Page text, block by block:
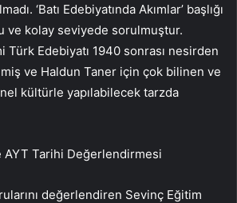
‘Batı Edebiyatında Akımlar’ başlığı
ve kolay seviyede sorulmuştur.
Türk Edebiyatı 1940 sonrası nesirden
ve Haldun Taner için çok bilinen ve
kültürle yapılabilecek tarzda
Tarihi Değerlendirmesi
değerlendiren Sevinç Eğitim